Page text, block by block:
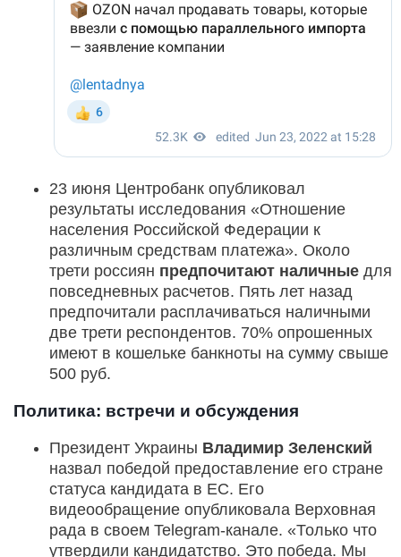
23 июня Центробанк опубликовал
результаты исследования «Отношение
населения Российской Федерации к
различным средствам платежа». Около
трети россиян предпочитают наличные для
повседневных расчетов. Пять лет назад
предпочитали расплачиваться наличными
две трети респондентов. 70% опрошенных
имеют в кошельке банкноты на сумму свыше
500 руб.
Политика: встречи и обсуждения
Президент Украины Владимир Зеленский
назвал победой предоставление его стране
статуса кандидата в ЕС. Его
видеообращение опубликовала Верховная
рада в своем Telegram-канале. «Только что
утвердили кандидатство. Это победа. Мы